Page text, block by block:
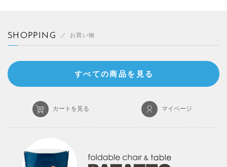
SHOPPING お買い物
すべての商品を見る
カートを見る マイページ